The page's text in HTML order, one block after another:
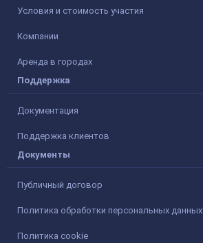
Условия и стоимость участия
Компании
Аренда в городах
Поддержка
Документация
Поддержка клиентов
Документы
Публичный договор
Политика обработки персональных данных
Политика cookie